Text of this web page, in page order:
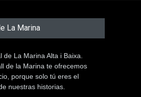
La Marina
de La Marina Alta i Baixa.
de la Marina te ofrecemos
porque solo tú eres el
nuestras historias.